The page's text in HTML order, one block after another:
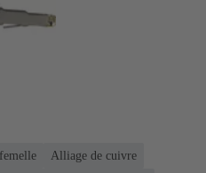
Alliage de cuivre